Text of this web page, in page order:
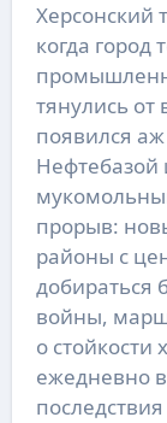
Херсонский
когда город
тянулись
появился
Нефтебазой
прорыв:
районы с
добираться
войны,
о стойкости
ежедневно